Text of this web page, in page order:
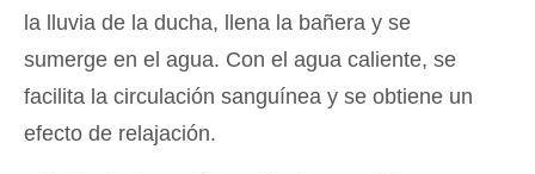
la lluvia de la ducha, llena la bañera y se
sumerge en el agua. Con el agua caliente, se
facilita la circulación sanguínea y se obtiene un
efecto de relajación.